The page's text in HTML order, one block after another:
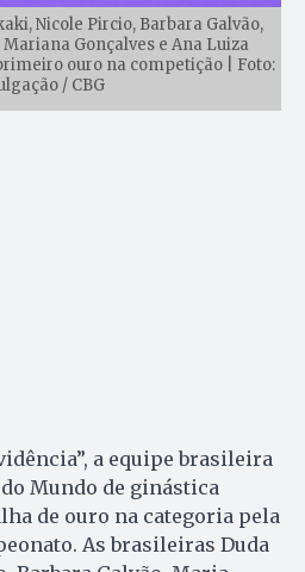
Nicole Pircio, Barbara Galvão,
Gonçalves e Ana Luiza
ouro na competição | Foto:
/ CBG
a equipe brasileira
Mundo de ginástica
de ouro na categoria pela
As brasileiras Duda